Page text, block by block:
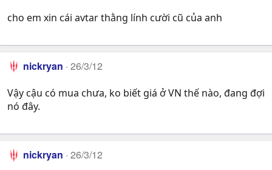
cho em xin cái avtar thằng lính cười cũ của anh
nickryan 26/3/12
Vậy cậu có mua chưa, ko biết giá ở VN thế nào, đang đợi
nó đây.
nickryan 26/3/12